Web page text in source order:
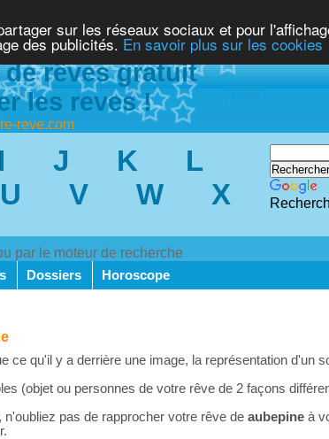
sur les réseaux sociaux et pour
des publicités. En savoir plus sur les cookies
rêves gratuit
les reves !
reve.com
I J K
L
U V W
X
par le moteur de recherche
Dossiers Horoscope
ce qu'il y a derrière une image, la représentation d'un
(objet ou personnes de votre rêve de 2 façons
, n'oubliez pas de rapprocher votre rêve deaubepine à